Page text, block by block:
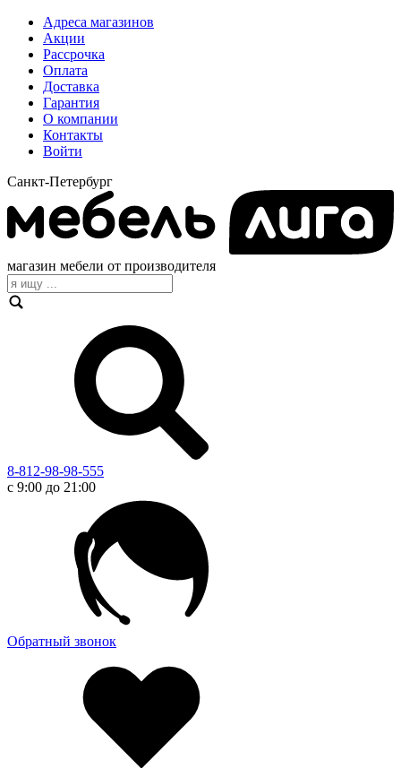
Адреса магазинов
Акции
Рассрочка
Оплата
Доставка
Гарантия
О компании
Контакты
Войти
Санкт-Петербург
магазин мебели от производителя
8-812-98-98-555
с 9:00 до 21:00
Обратный звонок